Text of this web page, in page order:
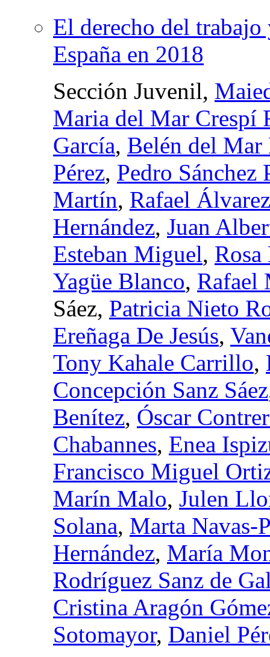
El derecho del
España en 2018
Sección Juvenil,
Maria del Mar Crespí
García, Belén del Mar
Pérez, Pedro Sánchez
Martín, Rafael
Hernández, Juan
Esteban Miguel,
Yagüe Blanco, Rafael
Sáez, Patricia Nieto
Ereñaga De Jesús,
Tony Kahale Carrillo,
Concepción Sanz Sáez
Benítez, Óscar
Chabannes, Enea
Francisco Miguel
Marín Malo, Julen
Solana, Marta Navas-
Hernández, María
Rodríguez Sanz de
Cristina Aragón
Sotomayor, Daniel